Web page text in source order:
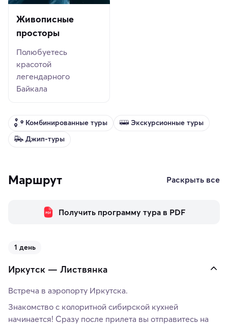
Живописные
просторы
Полюбуетесь
красотой
легендарного
Байкала
Комбинированные туры
Экскурсионные туры
Джип-туры
Маршрут Раскрыть все
Получить программу тура в PDF
1 день
Иркутск — Листвянка
Встреча в аэропорту Иркутска.
Знакомство с колоритной сибирской кухней
начинается! Сразу после прилета вы отправитесь на